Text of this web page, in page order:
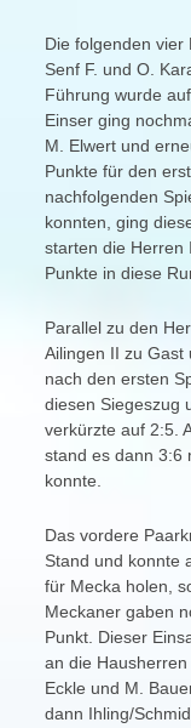
Die folgenden vier
Senf F. und O.
Führung wurde
Einser ging
M. Elwert und
Punkte für den
nachfolgenden
konnten, ging
starten die Herren
Punkte in diese
Parallel zu den
Ailingen II zu Gast
nach den ersten
diesen Siegeszug
verkürzte auf 2:5.
stand es dann 3:6
konnte.
Das vordere
Stand und konnte
für Mecka holen,
Meckaner gaben
Punkt. Dieser
an die Hausherren
Eckle und M.
dann Ihling/